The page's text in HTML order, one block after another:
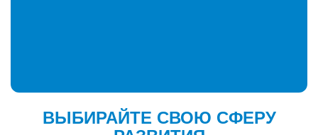
ВЫБИРАЙТЕ СВОЮ СФЕРУ